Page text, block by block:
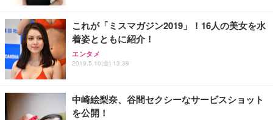
務用 おしゃれ パソコンチェア (ホワイト)
ANDWINT オフィスチェア デスクチェア 肘なし メ
ッシュ 通気性 ランバーサポート付き 腰サポート ガ
ス圧無段階昇降 360度回転 キャスター付き コンパク
【MiniLED/24.5inch/280Hz/FHD】GRAPHT THE S
HOOTER Gaming Monitor 24” Essential ゲーミン
グモニター QD 24.5インチ 1ms FHD 量子ドット 残
アイリスオーヤマ ペットシーツ 超厚型 お徳用 レギ
ュラー 200枚入【Amazon.co.jp限定】
これが「ミスマガジン2019」！16人の美女を水
着姿とともに紹介！
エンタメ
2019.5.10(金) 13:39
中崎絵梨奈、谷間セクシーなサービスショット
を公開！